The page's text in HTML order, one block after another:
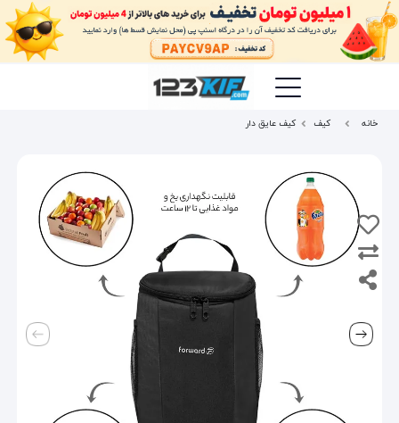
خانه کیف کیف عایق دار